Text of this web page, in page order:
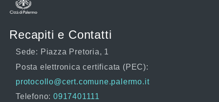
Recapiti e Contatti
Sede: Piazza Pretoria, 1
Posta elettronica certificata (PEC):
protocollo@cert.comune.palermo.it
Telefono: 0917401111